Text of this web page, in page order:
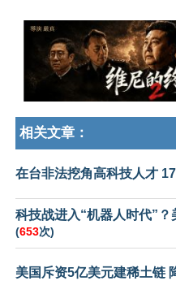
相关文章：
在台非法挖角高科技人才
科技战进入“机器人时代”
(653次)
美国斥资5亿美元建稀土链